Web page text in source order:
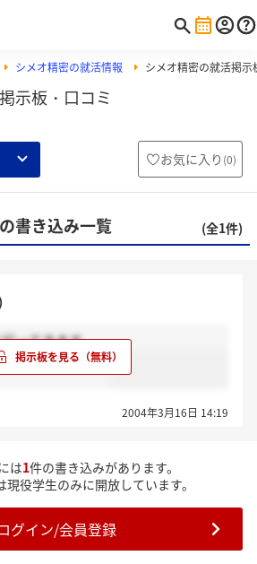
シメオ精密の就活情報 シメオ精密の就活掲示
示板・口コミ
お気に入り (0)
書き込み一覧 (全1件)
ってきます。
のでしょうか？
2004年3月16日 14:19
は1件の書き込みがあります。
役学生のみに開放しています。
グイン/会員登録